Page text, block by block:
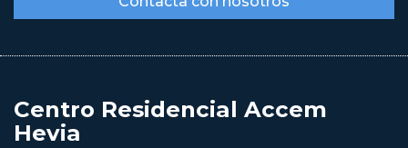
Centro Residencial Accem
Hevia